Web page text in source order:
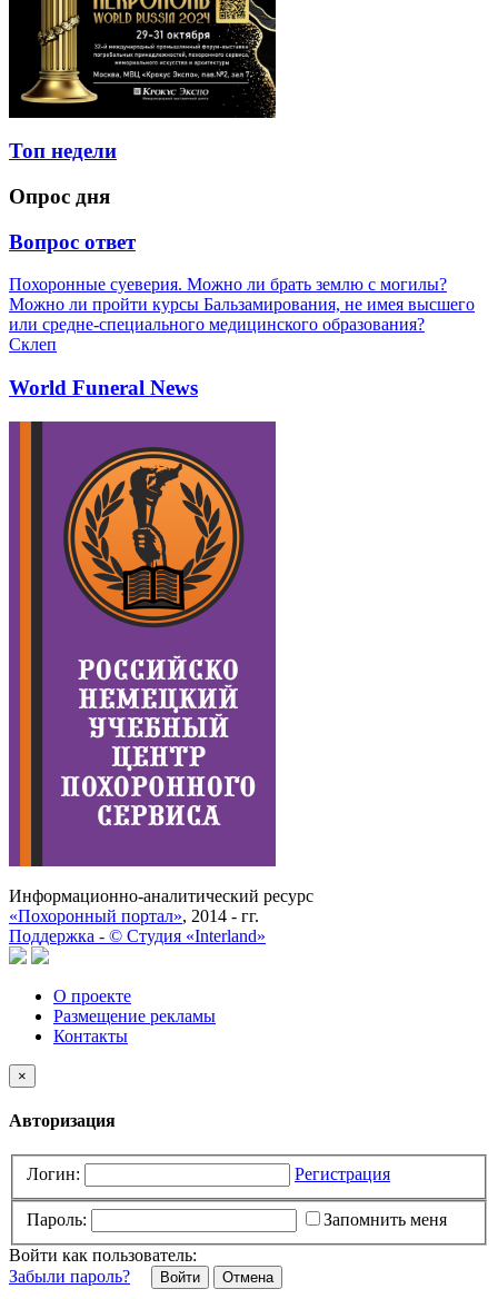
Топ недели
Опрос дня
Вопрос ответ
Похоронные суеверия. Можно ли брать землю с могилы?
Можно ли пройти курсы Бальзамирования, не имея высшего
или средне-специального медицинского образования?
Склеп
World Funeral News
Информационно-аналитический ресурс
«Похоронный портал», 2014 - гг.
Поддержка - © Cтудия «Interland»
О проекте
Размещение рекламы
Контакты
×
Авторизация
Логин: Регистрация
Пароль:
Запомнить меня
Войти как пользователь:
Забыли пароль?
Отмена